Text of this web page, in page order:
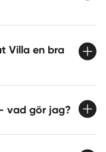
Villa en bra
vad gör jag?